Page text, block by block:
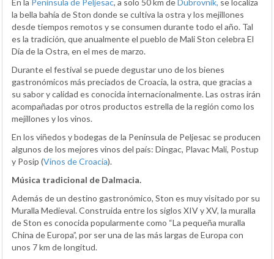
la bella bahía de Ston donde se cultiva la ostra y los mejillones
desde tiempos remotos y se consumen durante todo el año. Tal
es la tradición, que anualmente el pueblo de Mali Ston celebra El
Día de la Ostra, en el mes de marzo.
Durante el festival se puede degustar uno de los bienes
gastronómicos más preciados de Croacia, la ostra, que gracias a
su sabor y calidad es conocida internacionalmente. Las ostras irán
acompañadas por otros productos estrella de la región como los
mejillones y los vinos.
En los viñedos y bodegas de la Península de Peljesac se producen
algunos de los mejores vinos del país: Dingac, Plavac Mali, Postup
y Posip (Vinos de Croacia).
Música tradicional de Dalmacia.
Además de un destino gastronómico, Ston es muy visitado por su
Muralla Medieval. Construida entre los siglos XIV y XV, la muralla
de Ston es conocida popularmente como “La pequeña muralla
China de Europa”, por ser una de las más largas de Europa con
unos 7 km de longitud.